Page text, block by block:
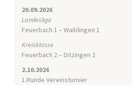
20.09.2026
Landesliga
Feuerbach 1 – Waiblingen 1
Kreisklasse
Feuerbach 2 – Ditzingen 2
2.10.2026
1.Runde Vereinsturnier